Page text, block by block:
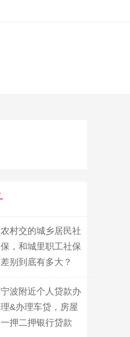
农村交的城乡居民社
保，和城里职工社保
差别到底有多大？
宁波附近个人贷款办
理&办理车贷，房屋
一押二押银行贷款